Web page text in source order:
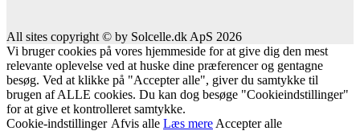
All sites copyright © by Solcelle.dk ApS 2026
Vi bruger cookies på vores hjemmeside for at give dig den mest
relevante oplevelse ved at huske dine præferencer og gentagne
besøg. Ved at klikke på "Accepter alle", giver du samtykke til
brugen af ALLE cookies. Du kan dog besøge "Cookieindstillinger"
for at give et kontrolleret samtykke.
Cookie-indstillinger Afvis alle Læs mere Accepter alle